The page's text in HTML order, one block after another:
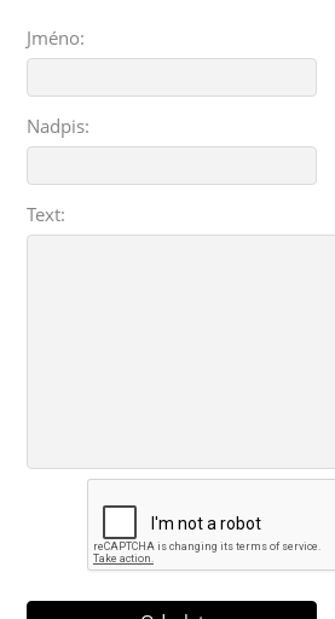
Jméno:
Nadpis:
Text: